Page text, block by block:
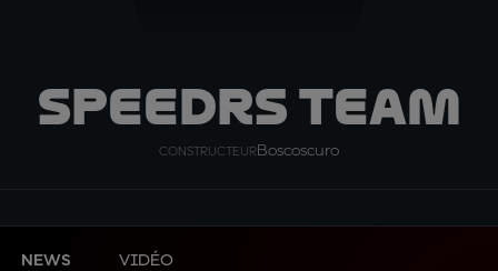
SpeedRS Team
CONSTRUCTEUR Boscoscuro
NEWS VIDÉO